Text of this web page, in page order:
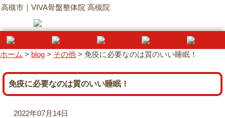
高槻市｜VIVA骨盤整体院 高槻院
ホーム > blog > その他 > 免疫に必要なのは質のいい睡眠！
免疫に必要なのは質のいい睡眠！
2022年07月14日